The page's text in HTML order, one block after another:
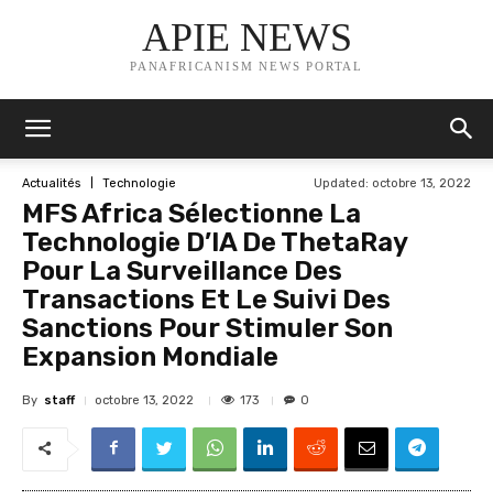
APIE NEWS
PANAFRICANISM NEWS PORTAL
Actualités Technologie Updated: octobre 13, 2022
MFS Africa Sélectionne La
Technologie D’IA De ThetaRay
Pour La Surveillance Des
Transactions Et Le Suivi Des
Sanctions Pour Stimuler Son
Expansion Mondiale
By staff octobre 13, 2022 173 0